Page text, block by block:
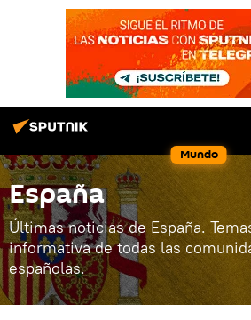
Mundo
España
Últimas noticias de España.
informativa de todas las
españolas.